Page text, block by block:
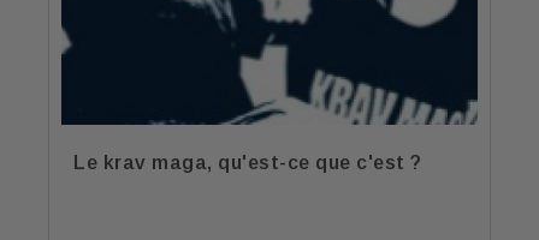
Le krav maga, qu'est-ce que c'est ?